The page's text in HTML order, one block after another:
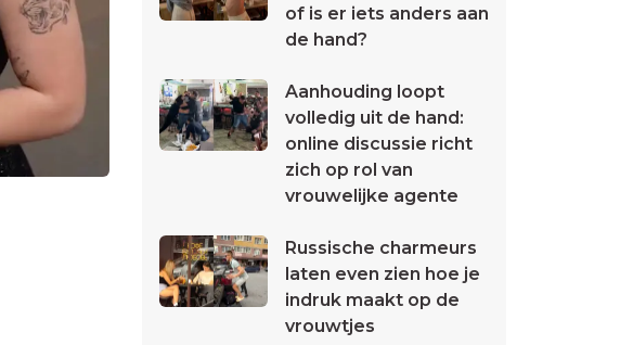
of is er iets anders aan
de hand?
Aanhouding loopt
volledig uit de hand:
online discussie richt
zich op rol van
vrouwelijke agente
Russische charmeurs
laten even zien hoe je
indruk maakt op de
vrouwtjes